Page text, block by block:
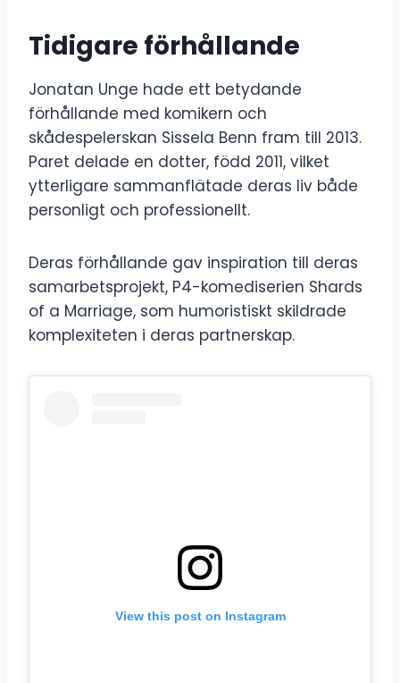
Tidigare förhållande
Jonatan Unge hade ett betydande
förhållande med komikern och
skådespelerskan Sissela Benn fram till 2013.
Paret delade en dotter, född 2011, vilket
ytterligare sammanflätade deras liv både
personligt och professionellt.
Deras förhållande gav inspiration till deras
samarbetsprojekt, P4-komediserien Shards
of a Marriage, som humoristiskt skildrade
komplexiteten i deras partnerskap.
View this post on Instagram